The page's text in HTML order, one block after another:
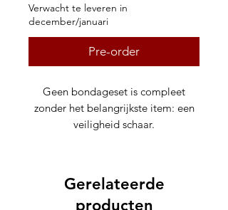
Verwacht te leveren in
december/januari
Pre-order
Geen bondageset is compleet
zonder het belangrijkste item: een
veiligheid schaar.
opkomt, je onwel voelt of de
touwen meteen los moeten. Houd
Gerelateerde
producten